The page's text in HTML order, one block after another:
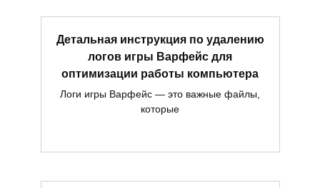
Детальная инструкция по удалению
логов игры Варфейс для
оптимизации работы компьютера
Логи игры Варфейс — это важные файлы,
которые